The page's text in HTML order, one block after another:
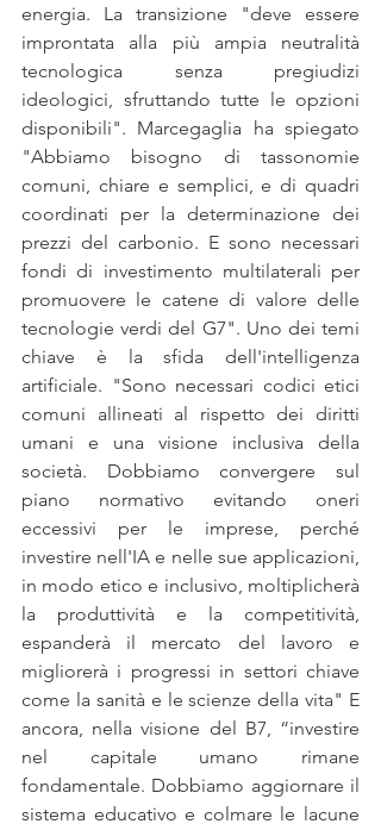
energia. La transizione "deve essere
improntata alla più ampia neutralità
tecnologica senza pregiudizi
ideologici, sfruttando tutte le opzioni
disponibili". Marcegaglia ha spiegato
"Abbiamo bisogno di tassonomie
comuni, chiare e semplici, e di quadri
coordinati per la determinazione dei
prezzi del carbonio. E sono necessari
fondi di investimento multilaterali per
promuovere le catene di valore delle
tecnologie verdi del G7". Uno dei temi
chiave è la sfida dell'intelligenza
artificiale. "Sono necessari codici etici
comuni allineati al rispetto dei diritti
umani e una visione inclusiva della
società. Dobbiamo convergere sul
piano normativo evitando oneri
eccessivi per le imprese, perché
investire nell'IA e nelle sue applicazioni,
in modo etico e inclusivo, moltiplicherà
la produttività e la competitività,
espanderà il mercato del lavoro e
migliorerà i progressi in settori chiave
come la sanità e le scienze della vita" E
ancora, nella visione del B7, “investire
nel capitale umano rimane
fondamentale. Dobbiamo aggiornare il
sistema educativo e colmare le lacune